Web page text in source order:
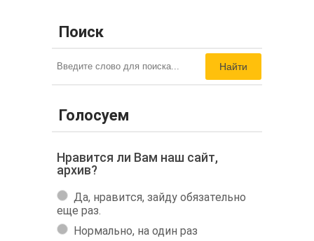
Поиск
Найти
Голосуем
Нравится ли Вам наш сайт,
архив?
Да, нравится, зайду обязательно
еще раз.
Нормально, на один раз